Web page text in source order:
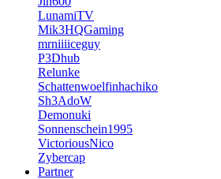
LunamiTV
Mik3HQGaming
mrniiiiceguy
P3Dhub
Relunke
Schattenwoelfinhachiko
Sh3AdoW
Demonuki
Sonnenschein1995
VictoriousNico
Zybercap
Partner